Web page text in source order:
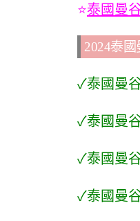
⭐泰國曼
2024泰
✓泰國曼
✓泰國曼
✓泰國曼
✓泰國曼